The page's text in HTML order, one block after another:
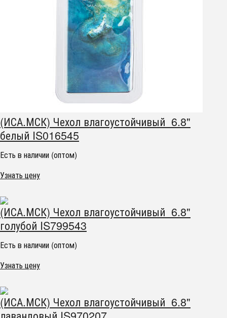
(ИСА.МСК) Чехол влагоустойчивый 6.8"
белый IS016545
Есть в наличии (оптом)
Узнать цену
(ИСА.МСК) Чехол влагоустойчивый 6.8"
голубой IS799543
Есть в наличии (оптом)
Узнать цену
(ИСА.МСК) Чехол влагоустойчивый 6.8"